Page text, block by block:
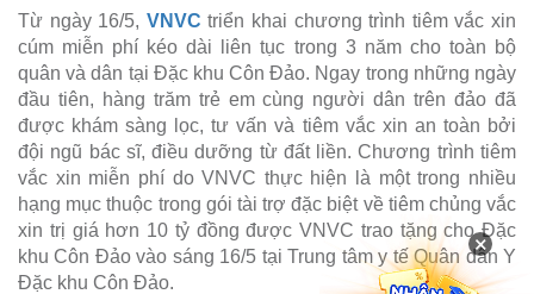
Từ ngày 16/5, VNVC triển khai chương trình tiêm vắc xin
cúm miễn phí kéo dài liên tục trong 3 năm cho toàn bộ
quân và dân tại Đặc khu Côn Đảo. Ngay trong những ngày
đầu tiên, hàng trăm trẻ em cùng người dân trên đảo đã
được khám sàng lọc, tư vấn và tiêm vắc xin an toàn bởi
đội ngũ bác sĩ, điều dưỡng từ đất liền. Chương trình tiêm
vắc xin miễn phí do VNVC thực hiện là một trong nhiều
hạng mục thuộc trong gói tài trợ đặc biệt về tiêm chủng vắc
xin trị giá hơn 10 tỷ đồng được VNVC trao tặng cho Đặc
khu Côn Đảo vào sáng 16/5 tại Trung tâm y tế Quân dân Y
Đặc khu Côn Đảo.
×